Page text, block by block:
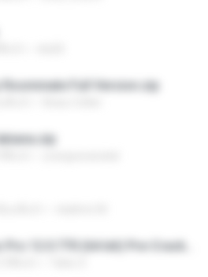
Roommate Full Version.zip